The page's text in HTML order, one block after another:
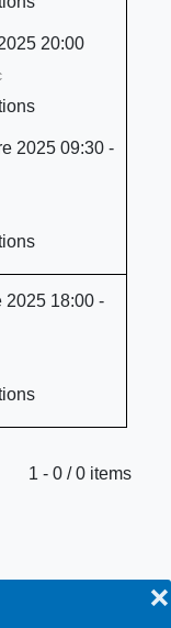
❌
20:00
2025 09:30 -
2025 18:00 -
la pagination
1 - 0 / 0 items